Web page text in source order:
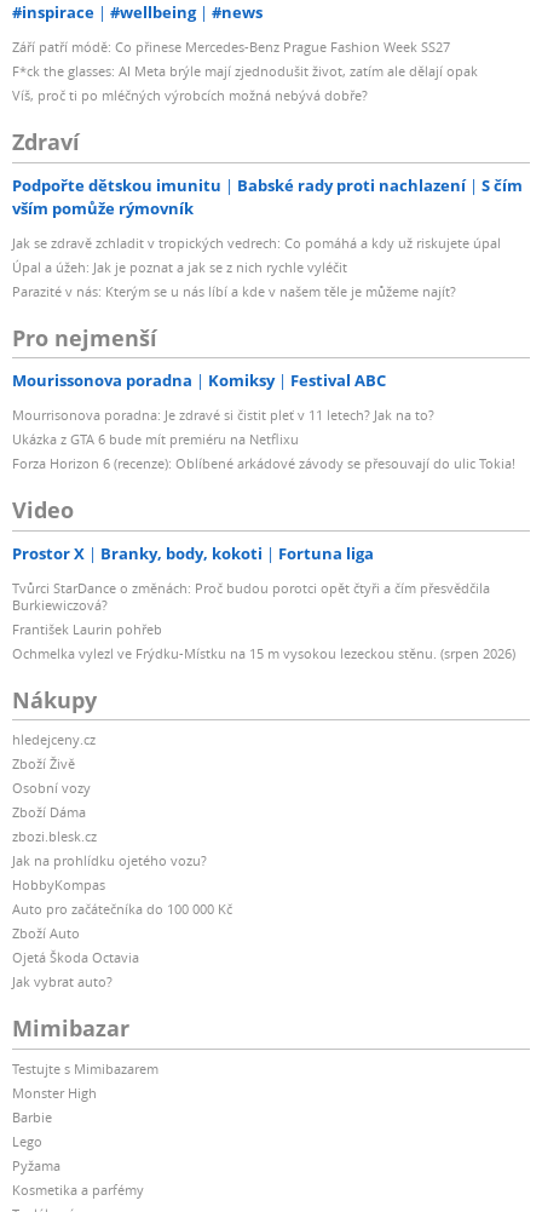
#inspirace #wellbeing #news
Září patří módě: Co přinese Mercedes-Benz Prague Fashion Week SS27
F*ck the glasses: AI Meta brýle mají zjednodušit život, zatím ale dělají opak
Víš, proč ti po mléčných výrobcích možná nebývá dobře?
Zdraví
Podpořte dětskou imunitu Babské rady proti nachlazení
S čím
vším pomůže rýmovník
Jak se zdravě zchladit v tropických vedrech: Co pomáhá a kdy už riskujete úpal
Úpal a úžeh: Jak je poznat a jak se z nich rychle vyléčit
Parazité v nás: Kterým se u nás líbí a kde v našem těle je můžeme najít?
Pro nejmenší
Mourissonova poradna Komiksy Festival ABC
Mourrisonova poradna: Je zdravé si čistit pleť v 11 letech? Jak na to?
Ukázka z GTA 6 bude mít premiéru na Netflixu
Forza Horizon 6 (recenze): Oblíbené arkádové závody se přesouvají do ulic Tokia!
Video
Prostor X Branky, body, kokoti Fortuna liga
Tvůrci StarDance o změnách: Proč budou porotci opět čtyři a čím přesvědčila
Burkiewiczová?
František Laurin pohřeb
Ochmelka vylezl ve Frýdku-Místku na 15 m vysokou lezeckou stěnu. (srpen 2026)
Nákupy
hledejceny.cz
Zboží Živě
Osobní vozy
Zboží Dáma
zbozi.blesk.cz
Jak na prohlídku ojetého vozu?
HobbyKompas
Auto pro začátečníka do 100 000 Kč
Zboží Auto
Ojetá Škoda Octavia
Jak vybrat auto?
Mimibazar
Testujte s Mimibazarem
Monster High
Barbie
Lego
Pyžama
Kosmetika a parfémy